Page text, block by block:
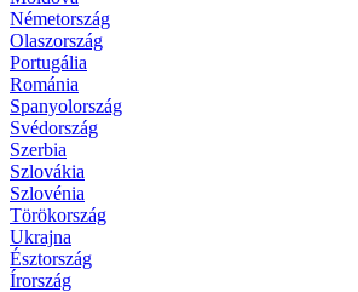
Németország
Olaszország
Portugália
Románia
Spanyolország
Svédország
Szerbia
Szlovákia
Szlovénia
Törökország
Ukrajna
Észtország
Írország